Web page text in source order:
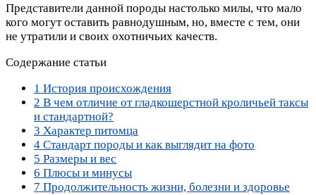
Представители данной породы настолько милы, что мало
кого могут оставить равнодушным, но, вместе с тем, они
не утратили и своих охотничьих качеств.
Содержание статьи
1 История происхождения
2 В чем отличие от гладкошерстной кроличьей таксы
и стандартной?
3 Характер питомца
4 Стандарт породы и как выглядит на фото
5 Размеры и вес
6 Плюсы и минусы
7 Продолжительность жизни, болезни и здоровье